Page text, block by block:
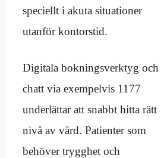
speciellt i akuta situationer
utanför kontorstid.
Digitala bokningsverktyg och
chatt via exempelvis 1177
underlättar att snabbt hitta rätt
nivå av vård. Patienter som
behöver trygghet och